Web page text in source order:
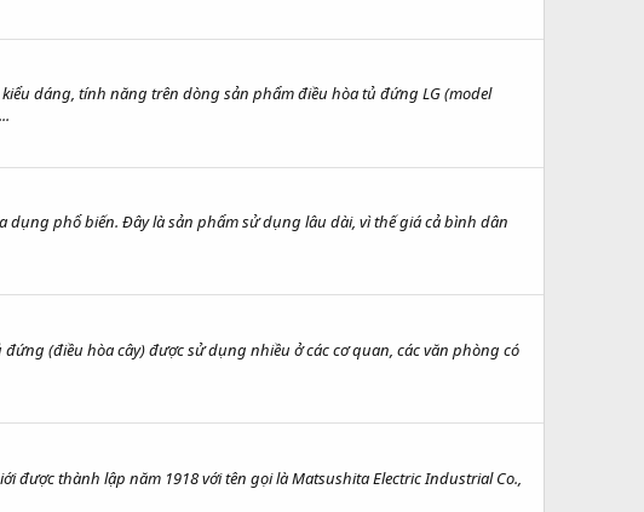
dáng, tính năng trên dòng sản phẩm điều hòa tủ đứng LG (model
phổ biến. Đây là sản phẩm sử dụng lâu dài, vì thế giá cả bình dân
(điều hòa cây) được sử dụng nhiều ở các cơ quan, các văn phòng có
thành lập năm 1918 với tên gọi là Matsushita Electric Industrial Co.,